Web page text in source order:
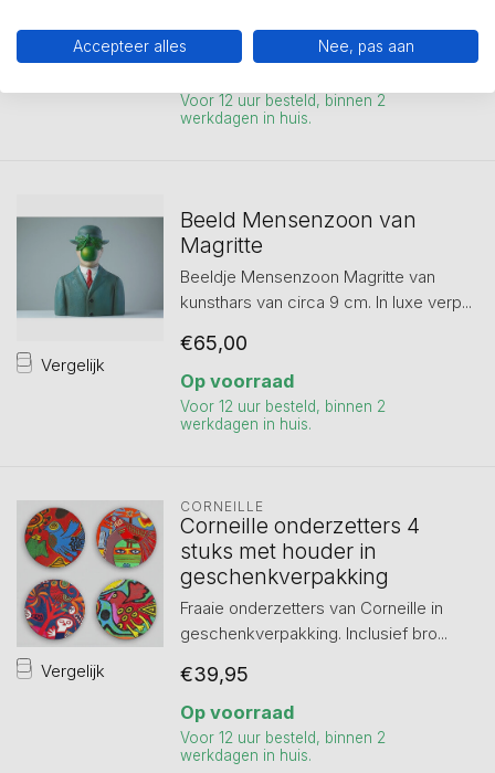
€75,00
Voor 12 uur besteld, binnen 2
werkdagen in huis.
Vergelijk
Beeld Mensenzoon van
Magritte
Beeldje Mensenzoon Magritte van
kunsthars van circa 9 cm. In luxe verp...
€65,00
Op voorraad
Voor 12 uur besteld, binnen 2
werkdagen in huis.
Vergelijk
CORNEILLE
Corneille onderzetters 4
stuks met houder in
geschenkverpakking
Fraaie onderzetters van Corneille in
geschenkverpakking. Inclusief bro...
€39,95
Op voorraad
Voor 12 uur besteld, binnen 2
werkdagen in huis.
Accepteer alles Nee, pas aan